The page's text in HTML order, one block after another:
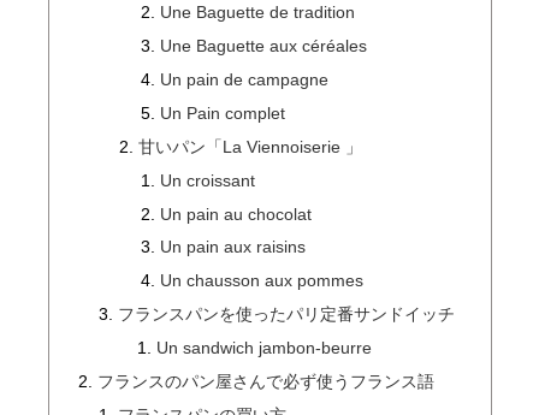
Une Baguette de tradition
Une Baguette aux céréales
Un pain de campagne
Un Pain complet
甘いパン「La Viennoiserie 」
Un croissant
Un pain au chocolat
Un pain aux raisins
Un chausson aux pommes
フランスパンを使ったパリ定番サンドイッチ
Un sandwich jambon-beurre
フランスのパン屋さんで必ず使うフランス語